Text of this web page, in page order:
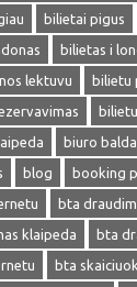
bilietai pigus
bilietas i
lektuvu bilietu
biuro
blog booking
bta
klaipeda bta
bta